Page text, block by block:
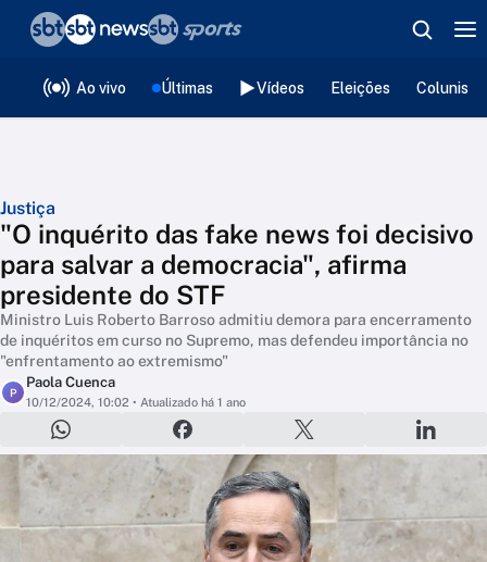
Ao vivo Últimas Vídeos Eleições
Justiça
"O inquérito das fake news foi decisivo
para salvar a democracia", afirma
presidente do STF
Ministro Luis Roberto Barroso admitiu demora para encerramento
de inquéritos em curso no Supremo, mas defendeu importância no
"enfrentamento ao extremismo"
P
Paola Cuenca
10/12/2024, 10:02 • Atualizado há 1 ano
❮voltar
Editorias